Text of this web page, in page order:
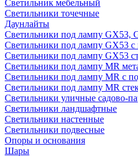
Светильник мебельный
Светильники точечные
Даунлайты
Светильники под лампу GX53,
Светильники под лампу GX53 с
Светильники под лампу GX53
Светильники под лампу MR
Светильники под лампу MR с
Светильники под лампу MR
Светильники уличные садово-
Светильники ландшафтные
Светильники настенные
Светильники подвесные
Опоры и основания
Шары